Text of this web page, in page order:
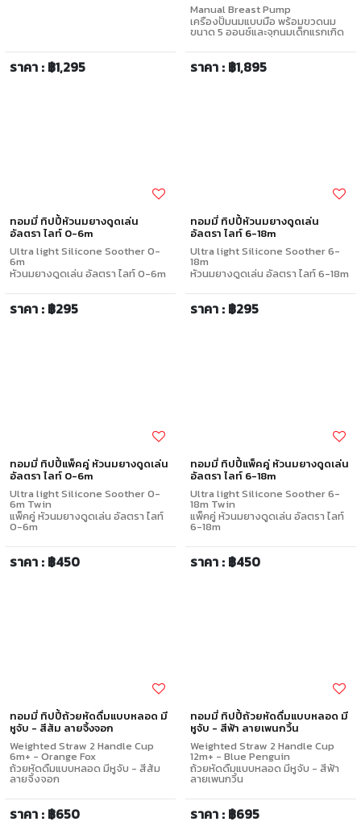
ราคา : ฿1,295
Manual Breast Pump
เครื่องปั๊มนมแบบมือ พร้อมขวดนม
ขนาด 5 ออนซ์และจุกนมเด็กแรกเกิด
ราคา : ฿1,895
ทอมมี่ ทิปปี้หัวนมยางดูดเล่น
อัลตรา ไลท์ 0-6m
Ultra light Silicone Soother 0-
6m
หัวนมยางดูดเล่น อัลตรา ไลท์ 0-6m
ราคา : ฿295
ทอมมี่ ทิปปี้หัวนมยางดูดเล่น
อัลตรา ไลท์ 6-18m
Ultra light Silicone Soother 6-
18m
หัวนมยางดูดเล่น อัลตรา ไลท์ 6-18m
ราคา : ฿295
ทอมมี่ ทิปปี้แพ็คคู่ หัวนมยางดูดเล่น
อัลตรา ไลท์ 0-6m
Ultra light Silicone Soother 0-
6m Twin
แพ็คคู่ หัวนมยางดูดเล่น อัลตรา ไลท์
0-6m
ราคา : ฿450
ทอมมี่ ทิปปี้แพ็คคู่ หัวนมยางดูดเล่น
อัลตรา ไลท์ 6-18m
Ultra light Silicone Soother 6-
18m Twin
แพ็คคู่ หัวนมยางดูดเล่น อัลตรา ไลท์
6-18m
ราคา : ฿450
ทอมมี่ ทิปปี้ถ้วยหัดดื่มแบบหลอด มี
หูจับ - สีส้ม ลายจิ้งจอก
Weighted Straw 2 Handle Cup
6m+ - Orange Fox
ถ้วยหัดดื่มแบบหลอด มีหูจับ - สีส้ม
ลายจิ้งจอก
ราคา : ฿650
ทอมมี่ ทิปปี้ถ้วยหัดดื่มแบบหลอด มี
หูจับ - สีฟ้า ลายเพนกวิ้น
Weighted Straw 2 Handle Cup
12m+ - Blue Penguin
ถ้วยหัดดื่มแบบหลอด มีหูจับ - สีฟ้า
ลายเพนกวิ้น
ราคา : ฿695